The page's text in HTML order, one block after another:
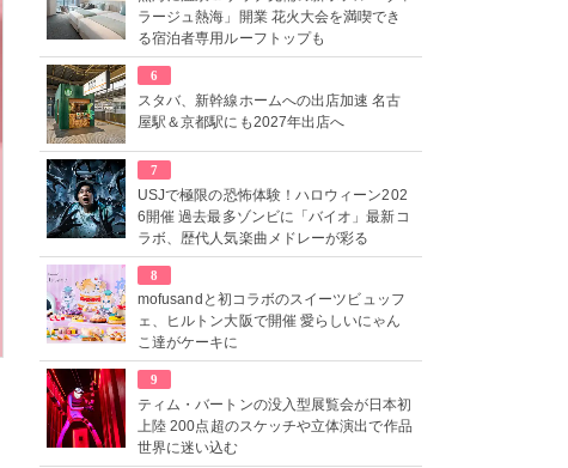
ラージュ熱海」開業 花火大会を満喫でき
る宿泊者専用ルーフトップも
6
スタバ、新幹線ホームへの出店加速 名古
屋駅＆京都駅にも2027年出店へ
7
USJで極限の恐怖体験！ハロウィーン202
6開催 過去最多ゾンビに「バイオ」最新コ
ラボ、歴代人気楽曲メドレーが彩る
8
mofusandと初コラボのスイーツビュッフ
ェ、ヒルトン大阪で開催 愛らしいにゃん
こ達がケーキに
9
ティム・バートンの没入型展覧会が日本初
上陸 200点超のスケッチや立体演出で作品
世界に迷い込む